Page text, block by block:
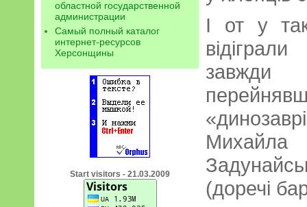
областной государственной
администрации
Самый полный каталог
интернет-ресурсов
Херсонщины
Start visitors - 21.03.2009
І от у
завжди
(доречі